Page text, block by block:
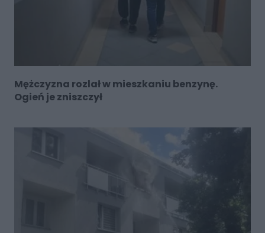
Mężczyzna rozlał w mieszkaniu benzynę.
Ogień je zniszczył